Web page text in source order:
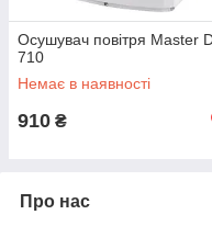
Осушувач повітря Master
710
Немає в наявності
910 ₴
Про нас